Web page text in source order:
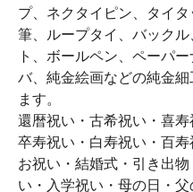
プ、ネクタイピン、タイ
筆、ループタイ、バック
ト、ボールペン、ペーパ
バ、純金絵画などの純金
ます。
還暦祝い・古希祝い・喜
卒寿祝い・白寿祝い・百
お祝い・結婚式・引き出
い・入学祝い・母の日・